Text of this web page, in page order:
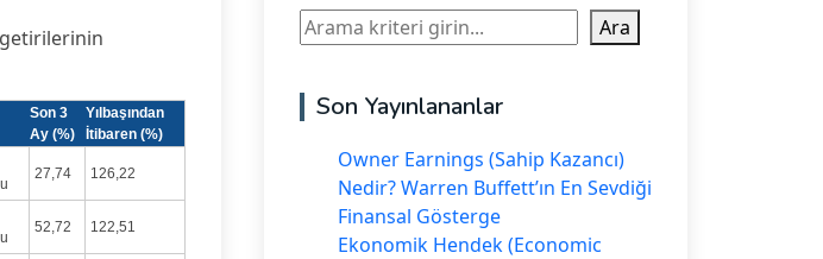
getirilerinin
Son 3
Ay (%)
Yılbaşından
İtibaren (%)
27,74 126,22
52,72 122,51
Ara Ara
Son Yayınlananlar
Owner Earnings (Sahip Kazancı)
Nedir? Warren Buffett’ın En Sevdiği
Finansal Gösterge
Ekonomik Hendek (Economic